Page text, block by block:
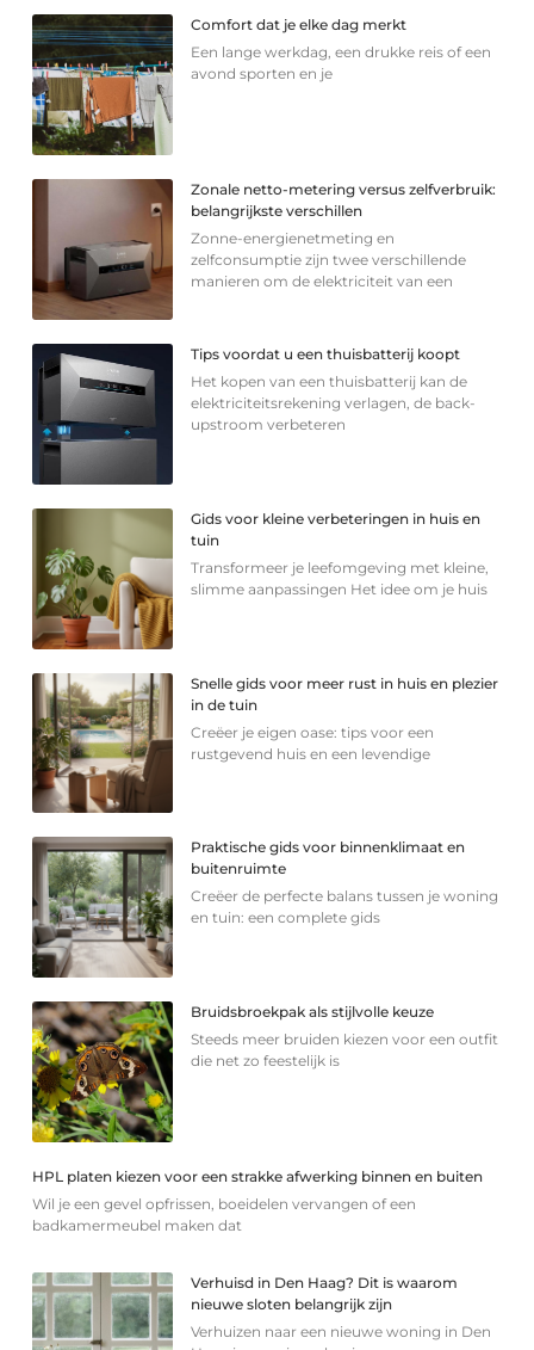
Comfort dat je elke dag merkt
Een lange werkdag, een drukke reis of een
avond sporten en je
Zonale netto-metering versus zelfverbruik:
belangrijkste verschillen
Zonne-energienetmeting en
zelfconsumptie zijn twee verschillende
manieren om de elektriciteit van een
Tips voordat u een thuisbatterij koopt
Het kopen van een thuisbatterij kan de
elektriciteitsrekening verlagen, de back-
upstroom verbeteren
Gids voor kleine verbeteringen in huis en
tuin
Transformeer je leefomgeving met kleine,
slimme aanpassingen Het idee om je huis
Snelle gids voor meer rust in huis en plezier
in de tuin
Creëer je eigen oase: tips voor een
rustgevend huis en een levendige
Praktische gids voor binnenklimaat en
buitenruimte
Creëer de perfecte balans tussen je woning
en tuin: een complete gids
Bruidsbroekpak als stijlvolle keuze
Steeds meer bruiden kiezen voor een outfit
die net zo feestelijk is
HPL platen kiezen voor een strakke afwerking binnen en buiten
Wil je een gevel opfrissen, boeidelen vervangen of een
badkamermeubel maken dat
Verhuisd in Den Haag? Dit is waarom
nieuwe sloten belangrijk zijn
Verhuizen naar een nieuwe woning in Den